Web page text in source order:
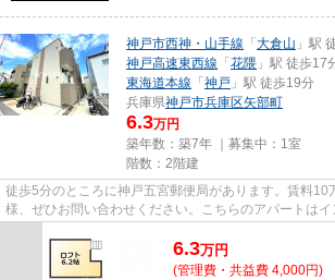
神戸市西神・山手線 「 大倉山 」駅
神戸高速東西線 「 花隈 」駅 徒歩17
東海道本線 「 神戸 」駅 徒歩19分
兵庫県神戸市兵庫区矢部町
6.3万円
築年数：築7年 ｜募集中： 1室
階数：2階建
徒歩5分のところに神戸五宮郵便局があります。賃料10
様、ぜひお問い合わせください。こちらのアパートは
6.3万円
(管理費・共益費 4,000円)